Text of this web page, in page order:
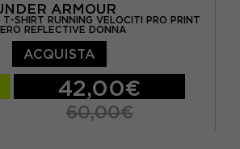
ARMOUR
T-SHIRT RUNNING VELOCITI PRO PRINT
REFLECTIVE DONNA
ACQUISTA
42,00€
60,00€